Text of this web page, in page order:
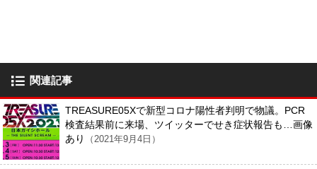
関連記事
TREASURE05Xで新型コロナ陽性者判明で物議。PCR
検査結果前に来場、ツイッターでせき症状報告も…画像
あり
（2021年9月4日）